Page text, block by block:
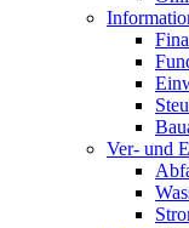
Ver- und